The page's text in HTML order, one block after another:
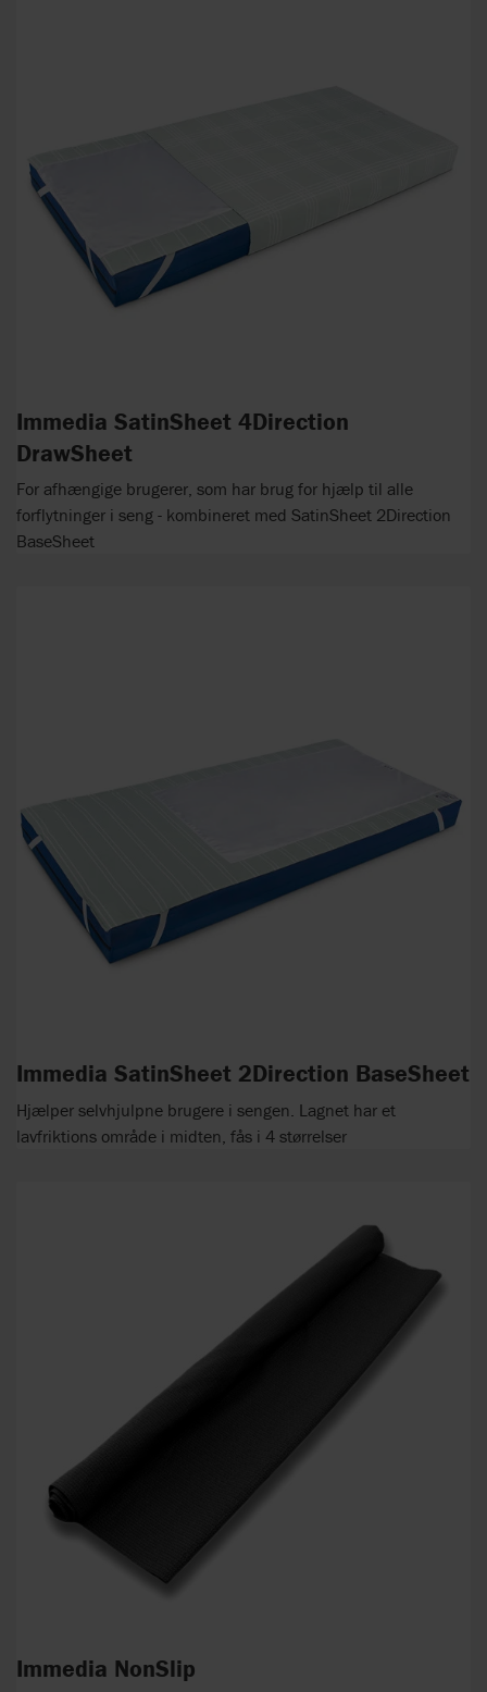
Immedia SatinSheet 4Direction
DrawSheet
For afhængige brugerer, som har brug for hjælp til alle
forflytninger i seng - kombineret med SatinSheet 2Direction
BaseSheet
Immedia SatinSheet 2Direction BaseSheet
Hjælper selvhjulpne brugere i sengen. Lagnet har et
lavfriktions område i midten, fås i 4 størrelser
Immedia NonSlip